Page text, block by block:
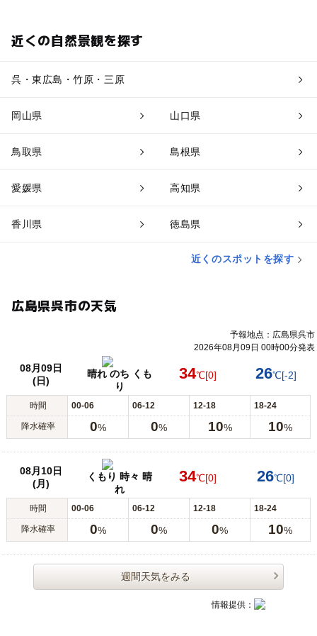
近くの自然景観を探す
呉・東広島・竹原・三原
岡山県 山口県
鳥取県 島根県
愛媛県 高知県
香川県 徳島県
近くのスポットを探す
広島県呉市の天気
予報地点：広島県呉市
2026年08月09日 00時00分発表
08月09日
(日)
晴れ のち くも
り
34℃[0] 26℃[-2]
時間 00-06 06-12 12-18 18-24
降水確率 0% 0% 10% 10%
08月10日
(月)
くもり 時々 晴
れ
34℃[0] 26℃[0]
時間 00-06 06-12 12-18 18-24
降水確率 0% 0% 0% 10%
週間天気をみる
情報提供：